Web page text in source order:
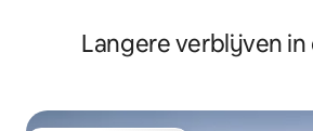
Langere verblijven